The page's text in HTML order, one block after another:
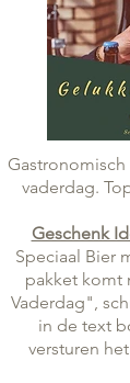
Gastronomisch
vaderdag.
Geschenk
Speciaal Bier
pakket komt
Vaderdag",
in de text
versturen